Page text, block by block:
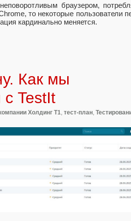
браузером,
то некоторые пользователи
кардинально меняется.
Как мы
с TestIt
Холдинг Т1, тест-план,